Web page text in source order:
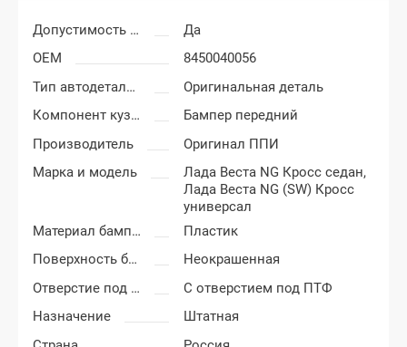
Допустимость мелких царапин
Да
OEM
8450040056
Тип автодеталей
Оригинальная деталь
Компонент кузова
Бампер передний
Производитель
Оригинал ППИ
Марка и модель
Лада Веста NG Кросс седан,
Лада Веста NG (SW) Кросс
универсал
Материал бампера
Пластик
Поверхность бампера
Неокрашенная
Отверстие под ПТФ
С отверстием под ПТФ
Назначение
Штатная